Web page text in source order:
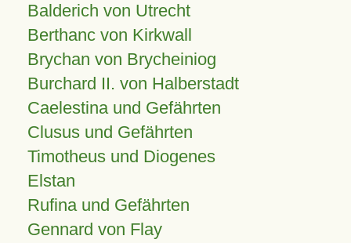
Balderich von Utrecht
Berthanc von Kirkwall
Brychan von Brycheiniog
Burchard II. von Halberstadt
Caelestina und Gefährten
Clusus und Gefährten
Timotheus und Diogenes
Elstan
Rufina und Gefährten
Gennard von Flay